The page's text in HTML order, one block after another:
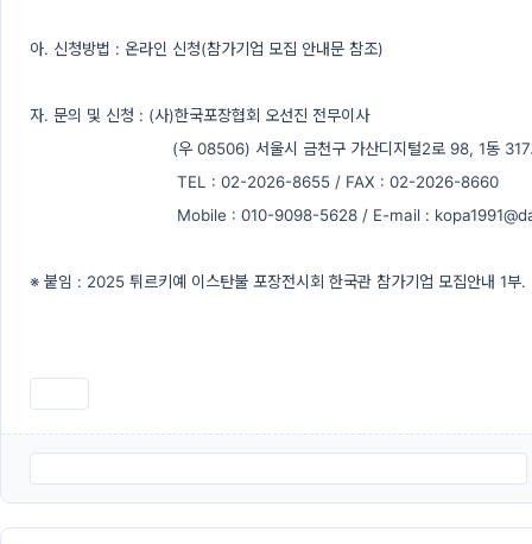
아. 신청방법 : 온라인 신청(참가기업 모집 안내문 참조)
자. 문의 및 신청 : (사)한국포장협회 오선진 전무이사
(우 08506) 서울시 금천구 가산디지털2로 98, 1동 317
TEL : 02-2026-8655 / FAX : 02-2026-8660
Mobile : 010-9098-5628 / E-mail :
※ 붙임 : 2025 튀르키예 이스탄불 포장전시회 한국관 참가기업 모집안내 1